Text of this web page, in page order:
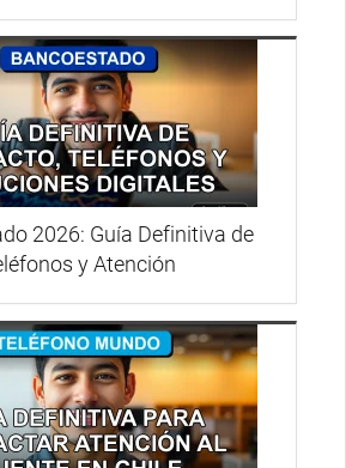
2026: Guía Definitiva de
y Atención